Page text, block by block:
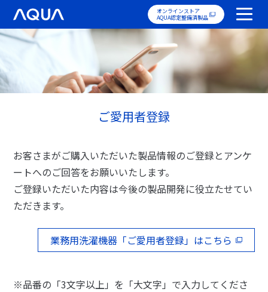
オンラインストア
AQUA認定整備済製品
ご愛用者登録
お客さまがご購入いただいた製品情報のご登録とアンケ
ートへのご回答をお願いいたします。
ご登録いただいた内容は今後の製品開発に役立たせてい
ただきます。
業務用洗濯機器「ご愛用者登録」はこちら
※品番の「3文字以上」を「大文字」で入力してくださ